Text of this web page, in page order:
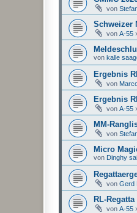
von
Schweizer
von A-55
von kalle
Ergebnis
von
Ergebnis
von A-55
MM-
von
Micro
von Dinghy
von Gerd
RL-
von A-55